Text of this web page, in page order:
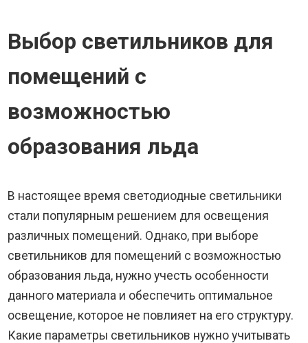
Выбор светильников для
помещений с
возможностью
образования льда
В настоящее время светодиодные светильники
стали популярным решением для освещения
различных помещений. Однако, при выборе
светильников для помещений с возможностью
образования льда, нужно учесть особенности
данного материала и обеспечить оптимальное
освещение, которое не повлияет на его структуру.
Какие параметры светильников нужно учитывать